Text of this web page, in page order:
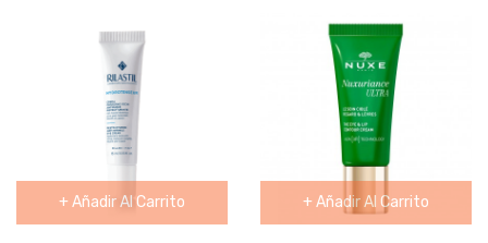
+ Añadir Al Carrito + Añadir Al Carrito